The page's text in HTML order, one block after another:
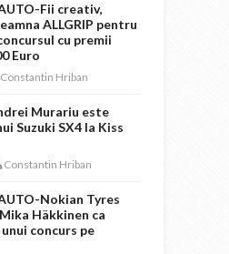
Fii creativ,
ALLGRIP pentru
cu premii
Euro
Hriban
Murariu este
Suzuki SX4 la Kiss
Constantin Hriban
Nokian Tyres
Häkkinen ca
concurs pe